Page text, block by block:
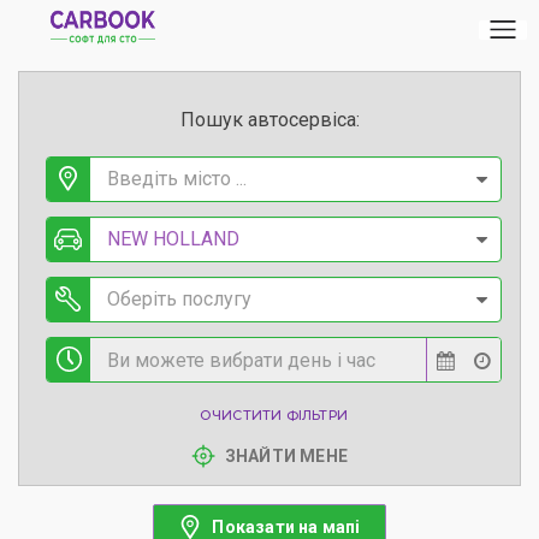
Пошук автосервіса:
Введіть місто ...
NEW HOLLAND
Оберіть послугу
ОЧИСТИТИ ФІЛЬТРИ
ЗНАЙТИ МЕНЕ
Показати на мапі